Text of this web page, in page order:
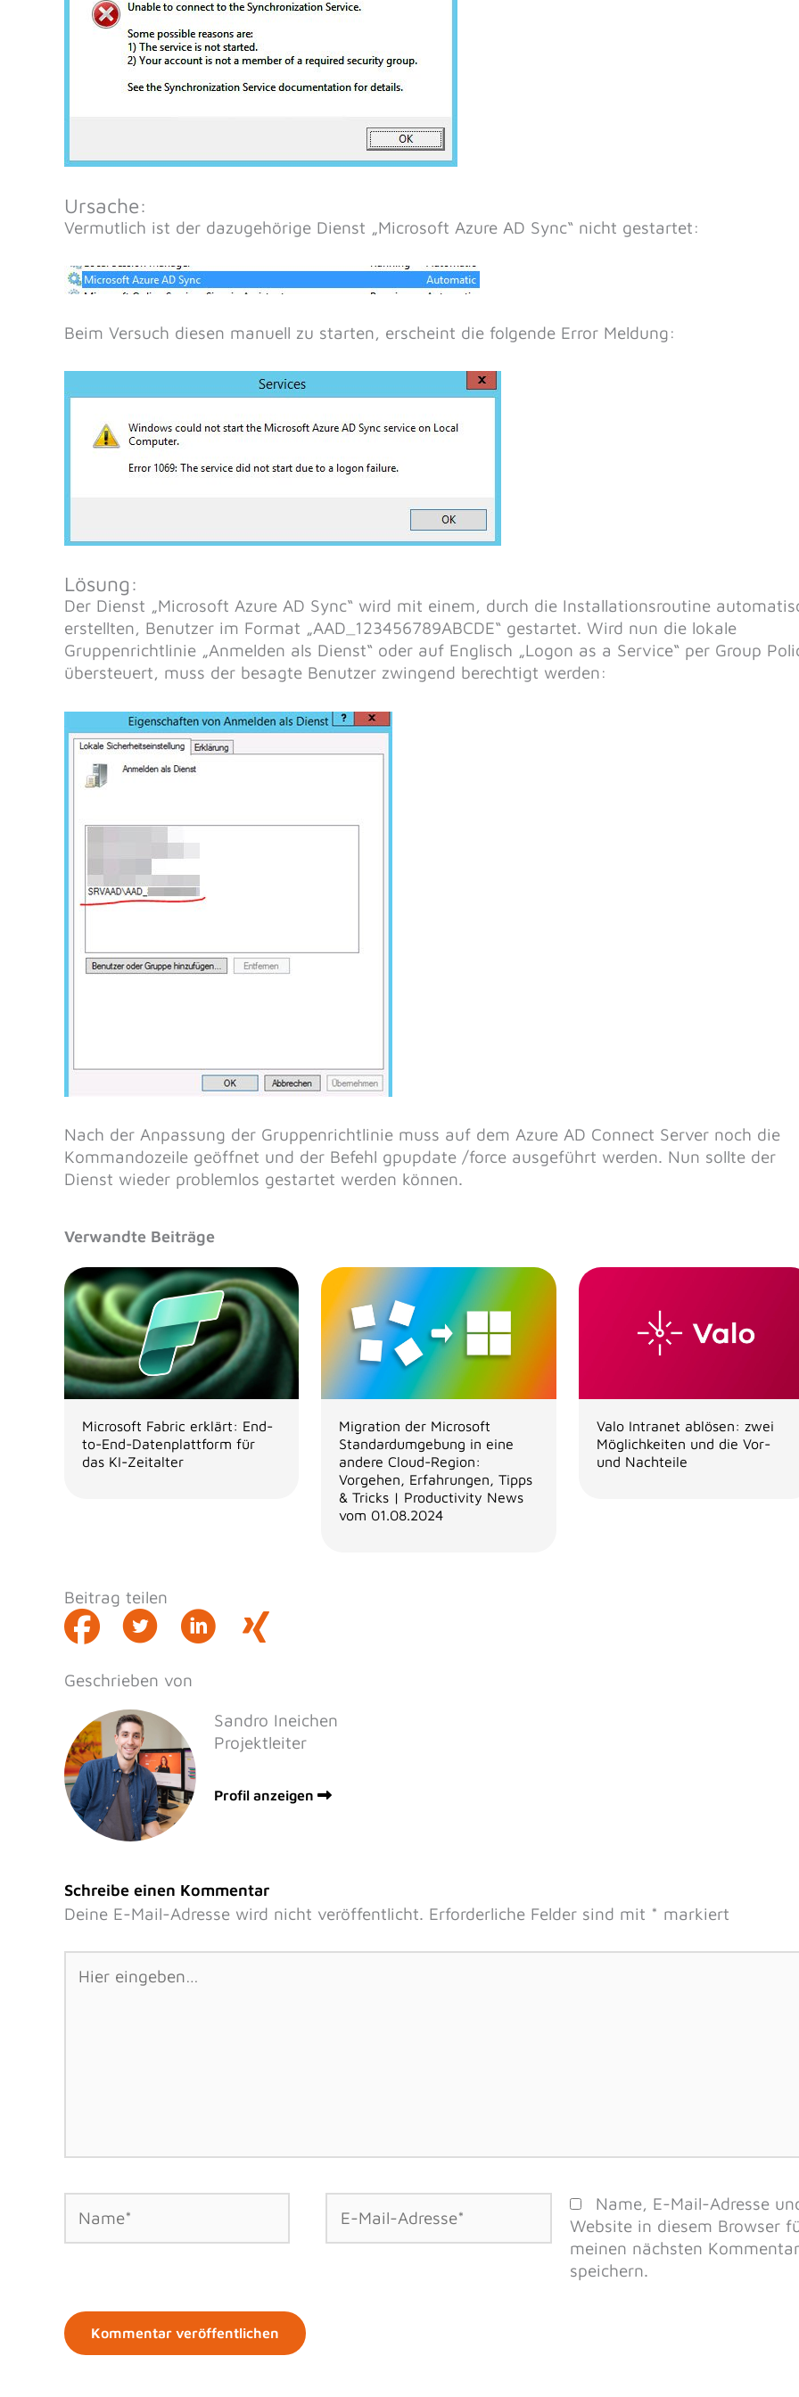
Ursache:
Vermutlich ist der dazugehörige Dienst „Microsoft Azure AD Sync“ nicht gestartet:
Beim Versuch diesen manuell zu starten, erscheint die folgende Error Meldung:
Lösung:
Der Dienst „Microsoft Azure AD Sync“ wird mit einem, durch die Installationsroutine
erstellten, Benutzer im Format „AAD_123456789ABCDE“ gestartet. Wird nun die lokale
Gruppenrichtlinie „Anmelden als Dienst“ oder auf Englisch „Logon as a Service“ per Group
übersteuert, muss der besagte Benutzer zwingend berechtigt werden:
Nach der Anpassung der Gruppenrichtlinie muss auf dem Azure AD Connect Server noch die
Kommandozeile geöffnet und der Befehl gpupdate /force ausgeführt werden. Nun sollte der
Dienst wieder problemlos gestartet werden können.
Verwandte Beiträge
Microsoft Fabric erklärt: End-
to-End-Datenplattform für
das KI-Zeitalter
Migration der Microsoft
Standardumgebung in eine
andere Cloud-Region:
Vorgehen, Erfahrungen, Tipps
& Tricks | Productivity News
vom 01.08.2024
Valo Intranet ablösen: zwei
Möglichkeiten und die Vor-
und Nachteile
Beitrag teilen
Geschrieben von
Sandro Ineichen
Projektleiter
Profil anzeigen
Schreibe einen Kommentar
Deine E-Mail-Adresse wird nicht veröffentlicht. Erforderliche Felder sind mit * markiert
eingeben…
Mail-
Adresse*
Name, E-Mail-Adresse
Website in diesem Browser
meinen nächsten Kommentar
speichern.